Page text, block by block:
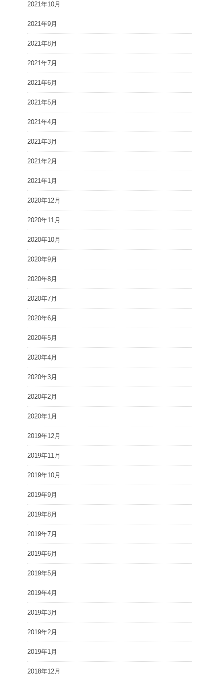
2021年10月
2021年9月
2021年8月
2021年7月
2021年6月
2021年5月
2021年4月
2021年3月
2021年2月
2021年1月
2020年12月
2020年11月
2020年10月
2020年9月
2020年8月
2020年7月
2020年6月
2020年5月
2020年4月
2020年3月
2020年2月
2020年1月
2019年12月
2019年11月
2019年10月
2019年9月
2019年8月
2019年7月
2019年6月
2019年5月
2019年4月
2019年3月
2019年2月
2019年1月
2018年12月